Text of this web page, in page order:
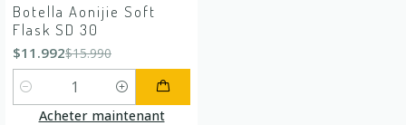
Botella Aonijie Soft
Flask SD 30
$11.992$15.990
Quantité
Acheter maintenant